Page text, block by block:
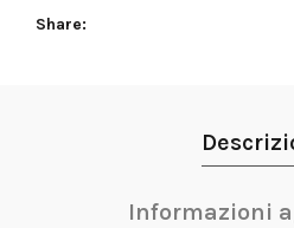
Share
Informazioni